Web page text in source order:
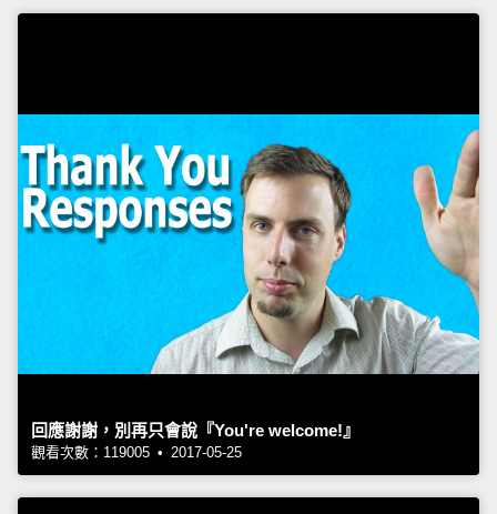
回應謝謝，別再只會說『You're welcome!』
觀看次數：119005 • 2017-05-25